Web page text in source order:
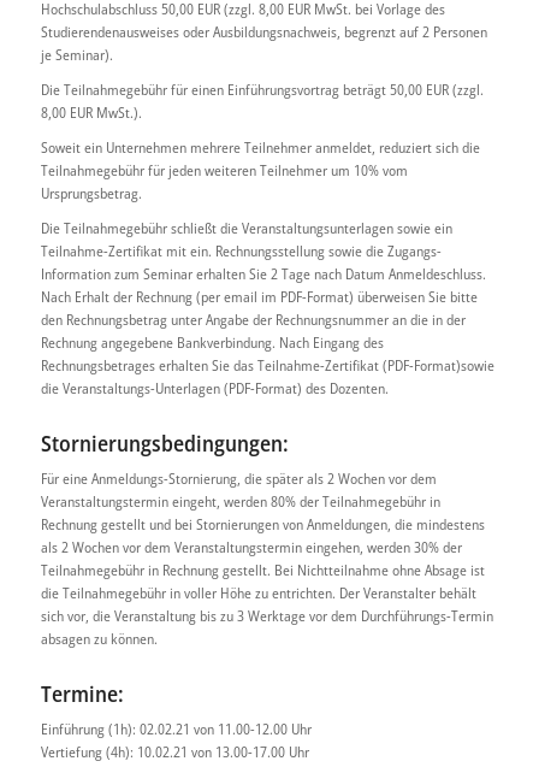
Hochschulabschluss 50,00 EUR (zzgl. 8,00 EUR MwSt. bei Vorlage des
Studierendenausweises oder Ausbildungsnachweis, begrenzt auf 2 Personen
je Seminar).
Die Teilnahmegebühr für einen Einführungsvortrag beträgt 50,00 EUR (zzgl.
8,00 EUR MwSt.).
Soweit ein Unternehmen mehrere Teilnehmer anmeldet, reduziert sich die
Teilnahmegebühr für jeden weiteren Teilnehmer um 10% vom
Ursprungsbetrag.
Die Teilnahmegebühr schließt die Veranstaltungsunterlagen sowie ein
Teilnahme-Zertifikat mit ein. Rechnungsstellung sowie die Zugangs-
Information zum Seminar erhalten Sie 2 Tage nach Datum Anmeldeschluss.
Nach Erhalt der Rechnung (per email im PDF-Format) überweisen Sie bitte
den Rechnungsbetrag unter Angabe der Rechnungsnummer an die in der
Rechnung angegebene Bankverbindung. Nach Eingang des
Rechnungsbetrages erhalten Sie das Teilnahme-Zertifikat (PDF-Format)sowie
die Veranstaltungs-Unterlagen (PDF-Format) des Dozenten.
Stornierungsbedingungen:
Für eine Anmeldungs-Stornierung, die später als 2 Wochen vor dem
Veranstaltungstermin eingeht, werden 80% der Teilnahmegebühr in
Rechnung gestellt und bei Stornierungen von Anmeldungen, die mindestens
als 2 Wochen vor dem Veranstaltungstermin eingehen, werden 30% der
Teilnahmegebühr in Rechnung gestellt. Bei Nichtteilnahme ohne Absage ist
die Teilnahmegebühr in voller Höhe zu entrichten. Der Veranstalter behält
sich vor, die Veranstaltung bis zu 3 Werktage vor dem Durchführungs-Termin
absagen zu können.
Termine:
Einführung (1h): 02.02.21 von 11.00-12.00 Uhr
Vertiefung (4h): 10.02.21 von 13.00-17.00 Uhr